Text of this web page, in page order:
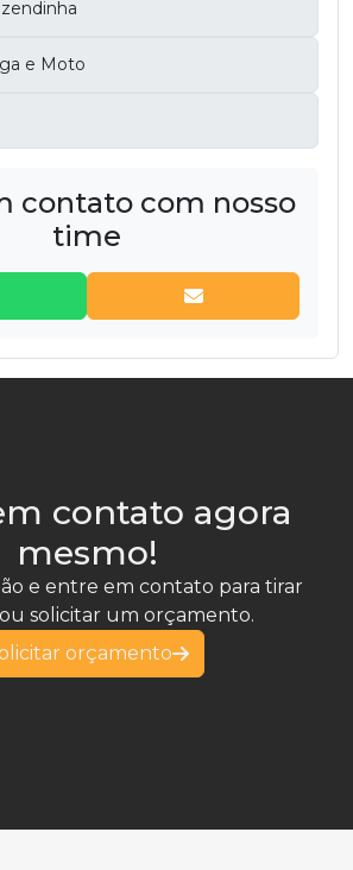
e Moto
contato com nosso
time
contato agora
mesmo!
e entre em contato para tirar
solicitar um orçamento.
orçamento